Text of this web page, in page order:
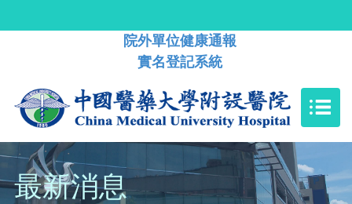
院外單位健康通報
實名登記系統
最新消息